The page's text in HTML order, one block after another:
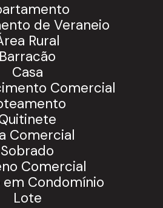
de Veraneio
Rural
Barracão
Casa
Comercial
Comercial
Sobrado
Comercial
em Condomínio
Lote